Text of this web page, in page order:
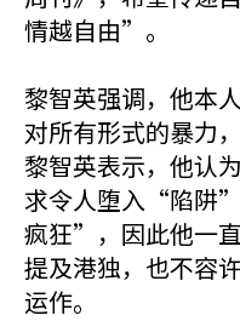
情越自由”。
黎智英强调，他本
对所有形式的暴力
黎智英表示，他认
求令人堕入“陷阱
疯狂”，因此他一
提及港独，也不容
运作。